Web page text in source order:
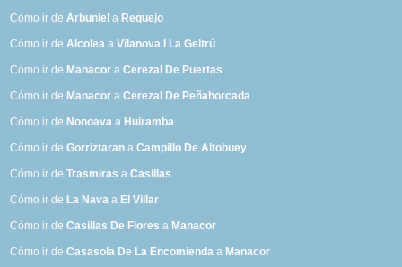
Cómo ir deArbuniel a Requejo
Cómo ir deAlcolea aVilanova I La Geltrú
Cómo ir de Manacor aCerezal De Puertas
Cómo ir de Manacor aCerezal De Peñahorcada
Cómo ir de Nonoava a Huiramba
Cómo ir deGorriztaran aCampillo De Altobuey
Cómo ir deTrasmiras aCasillas
Cómo ir de La Nava a El Villar
Cómo ir deCasillas De Flores a Manacor
Cómo ir deCasasola De La Encomienda a Manacor